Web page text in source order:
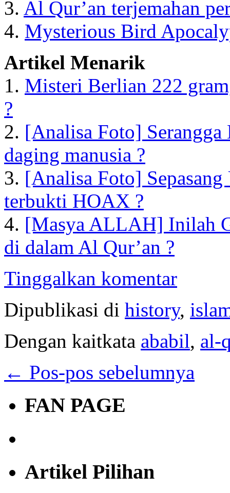
3. Al Qur’an terjemahan
4. Mysterious Bird
Artikel Menarik
1. Misteri Berlian 222
?
2. [Analisa Foto]
daging manusia ?
3. [Analisa Foto]
terbukti HOAX ?
4. [Masya ALLAH] Inilah
di dalam Al Qur’an ?
Tinggalkan komentar
Dipublikasi di history,
Dengan kaitkata ababil, al-
← Pos-pos sebelumnya
FAN PAGE
Artikel Pilihan